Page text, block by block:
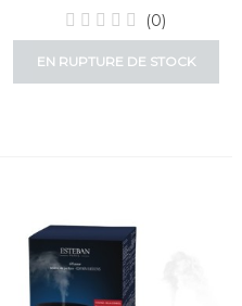
(0)
EN RUPTURE DE STOCK